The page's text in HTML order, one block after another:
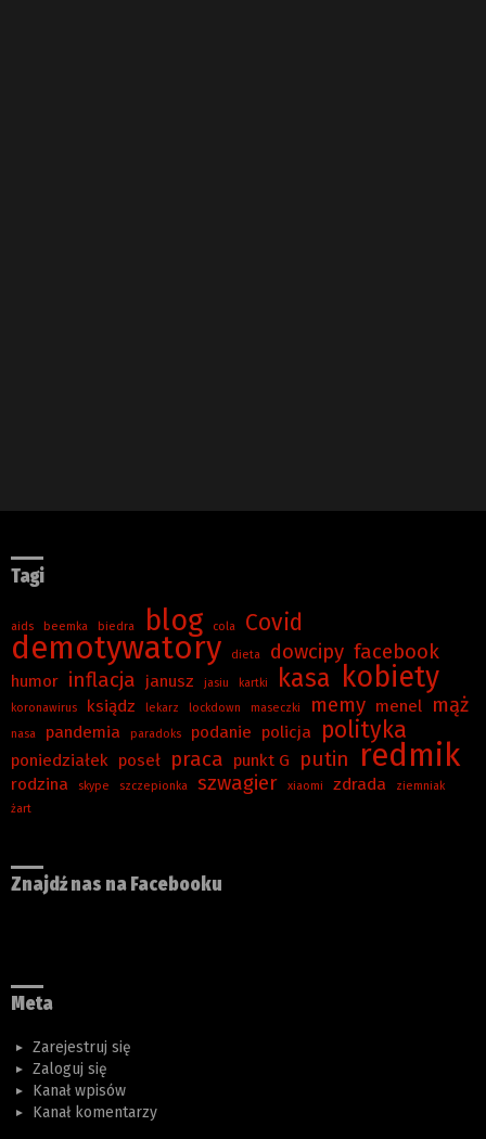
Tagi
aids beemka biedra blog cola Covid
demotywatory dieta dowcipy facebook
humor inflacja janusz jasiu kartki kasa kobiety
koronawirus ksiądz lekarz lockdown maseczki memy menel mąż
nasa pandemia paradoks podanie policja polityka
poniedziałek poseł praca punkt G putin redmik
rodzina skype szczepionka szwagier xiaomi zdrada
ziemniak
żart
Znajdź nas na Facebooku
Meta
Zarejestruj się
Zaloguj się
Kanał wpisów
Kanał komentarzy